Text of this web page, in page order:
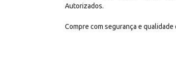
Autorizados.
Compre com segurança e qualidade